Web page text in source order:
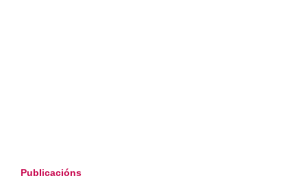
Publicacións